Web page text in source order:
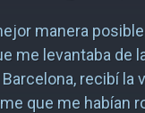
manera
me levantaba de
recibí la
que me habían